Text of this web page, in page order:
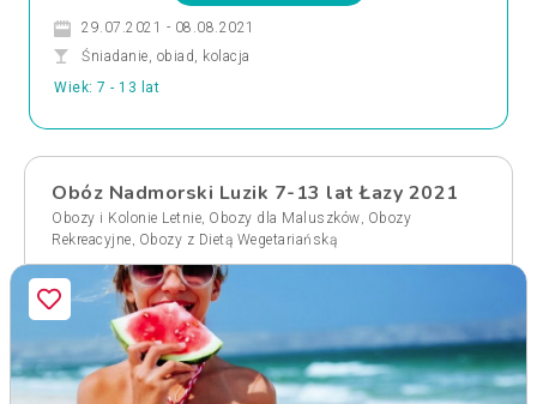
29.07.2021 - 08.08.2021
Śniadanie, obiad, kolacja
Wiek: 7 - 13 lat
Obóz Nadmorski Luzik 7-13 lat Łazy 2021
Obozy i Kolonie Letnie, Obozy dla Maluszków, Obozy
Rekreacyjne, Obozy z Dietą Wegetariańską